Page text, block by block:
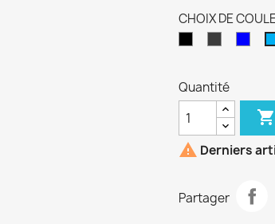
CHOIX DE
Quantité

 Derniers
Partager